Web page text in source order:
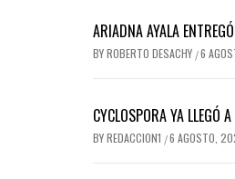
ARIADNA AYALA
BYROBERTO DESACHY /6
CYCLOSPORA YA LLEGÓ
BYREDACCION1 /6 AGOSTO,